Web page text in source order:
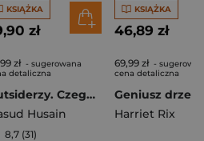
KSIĄŻKA
zł
zł - sugerowana
detaliczna
Outsiderzy. Czego pacjenci neurologa nauczyli go o mózgu
Husain
8,7 (31)
KSIĄŻKA
46,89 zł
69,99 zł -
cena detaliczna
Harriet Rix